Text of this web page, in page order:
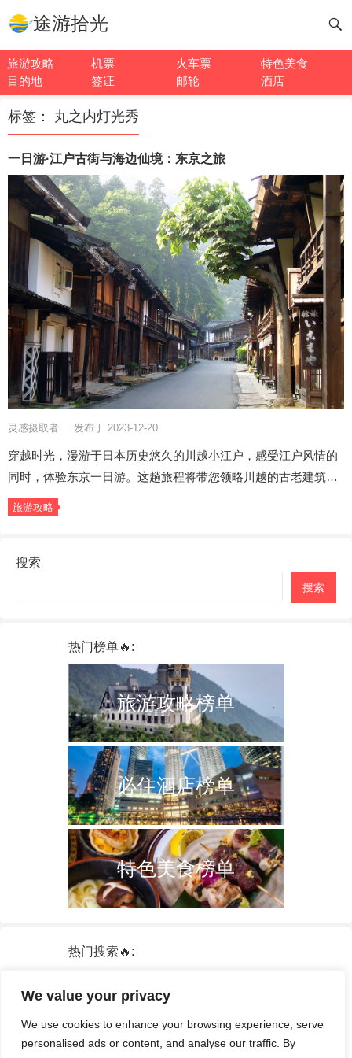
We value your privacy
We use cookies to enhance your browsing experience, serve
personalised ads or content, and analyse our traffic. By
途游拾光
旅游攻略 机票 火车票
特色美食
目的地
签证 邮轮 酒店
标签： 丸之内灯光秀
一日游·江户古街与海边仙境：东京之旅
灵感摄取者 发布于 2023-12-20
穿越时光，漫游于日本历史悠久的川越小江户，感受江户风情的
同时，体验东京一日游。这趟旅程将带您领略川越的古老建筑…
旅游攻略
搜索
搜索
热门榜单🔥:
旅游攻略榜单
必住酒店榜单
特色美食榜单
热门搜索🔥:
泰国
中国 火车票
签证
酒店